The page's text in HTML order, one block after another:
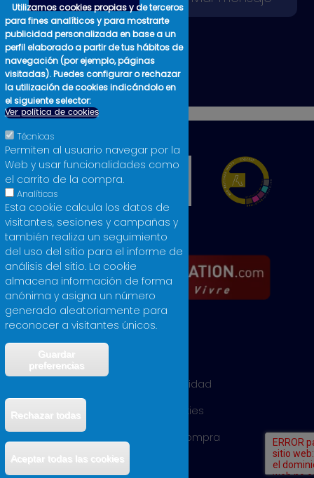
Política de privacidad
Política de cookies
Condiciones de compra
Utilizamos cookies propias y de terceros
para fines analíticos y para mostrarte
publicidad personalizada en base a un
perfil elaborado a partir de tus hábitos de
navegación (por ejemplo, páginas
visitadas). Puedes configurar o rechazar
la utilización de cookies indicándolo en
el siguiente selector:
Ver política de cookies
Técnicas
Permiten al usuario navegar por la
Web y usar funcionalidades como
el carrito de la compra.
Analíticas
Esta cookie calcula los datos de
visitantes, sesiones y campañas y
también realiza un seguimiento
del uso del sitio para el informe de
análisis del sitio. La cookie
almacena información de forma
anónima y asigna un número
generado aleatoriamente para
reconocer a visitantes únicos.
preferencias
Rechazar todas
Aceptar todas las cookies